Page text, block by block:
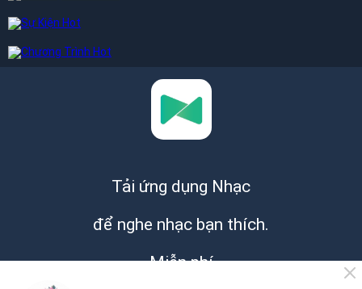
Tải ứng dụng Nhạc
để nghe nhạc bạn thích.
Miễn phí